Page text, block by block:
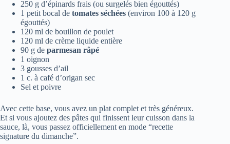
250 g d’épinards frais (ou surgelés bien égouttés)
1 petit bocal de tomates séchées (environ 100 à 120 g
égouttés)
120 ml de bouillon de poulet
120 ml de crème liquide entière
90 g de parmesan râpé
1 oignon
3 gousses d’ail
1 c. à café d’origan sec
Sel et poivre
Avec cette base, vous avez un plat complet et très généreux.
Et si vous ajoutez des pâtes qui finissent leur cuisson dans la
sauce, là, vous passez officiellement en mode “recette
signature du dimanche”.